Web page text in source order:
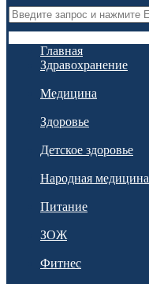
Главная
Здравохранение
Медицина
Здоровье
Детское здоровье
Народная медицина
Питание
ЗОЖ
Фитнес